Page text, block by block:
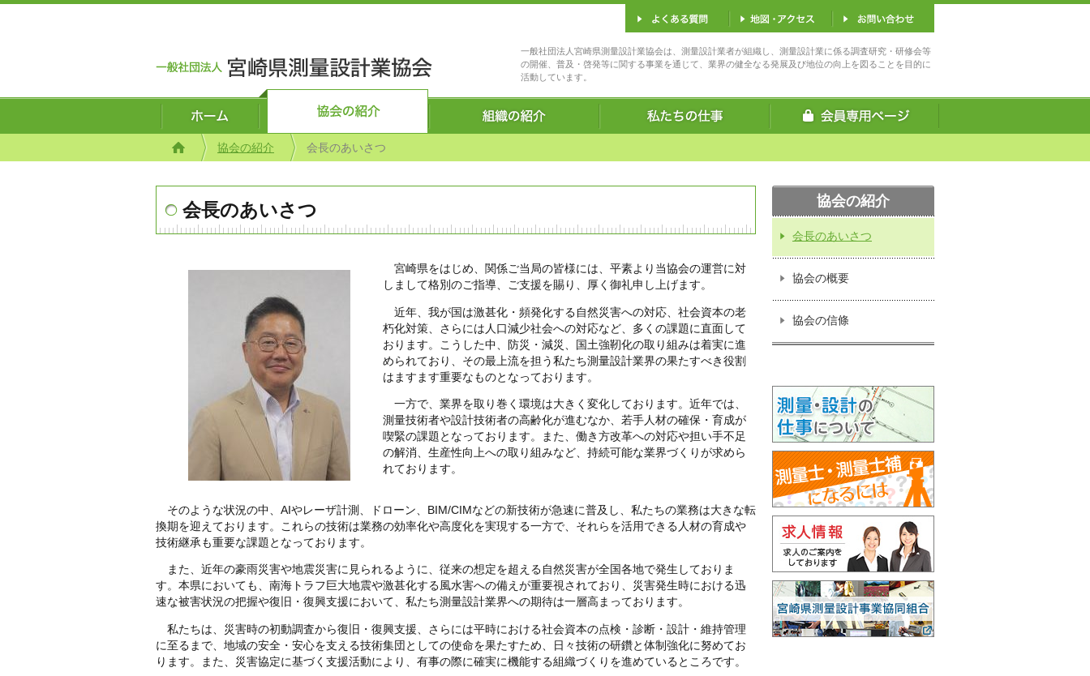
一般社団法人宮崎県測量設計業協会は、測量設計業者が組織し、測量設計業に係る調査研究・研修会等
の開催、普及・啓発等に関する事業を通じて、業界の健全なる発展及び地位の向上を図ることを目的に
活動しています。
協会の紹介 会長のあいさつ
会長のあいさつ
宮崎県をはじめ、関係ご当局の皆様には、平素より当協会の運営に対
しまして格別のご指導、ご支援を賜り、厚く御礼申し上げます。
近年、我が国は激甚化・頻発化する自然災害への対応、社会資本の老
朽化対策、さらには人口減少社会への対応など、多くの課題に直面して
おります。こうした中、防災・減災、国土強靭化の取り組みは着実に進
められており、その最上流を担う私たち測量設計業界の果たすべき役割
はますます重要なものとなっております。
一方で、業界を取り巻く環境は大きく変化しております。近年では、
測量技術者や設計技術者の高齢化が進むなか、若手人材の確保・育成が
喫緊の課題となっております。また、働き方改革への対応や担い手不足
の解消、生産性向上への取り組みなど、持続可能な業界づくりが求めら
れております。
そのような状況の中、AIやレーザ計測、ドローン、BIM/CIMなどの新技術が急速に普及し、私たちの業務は大きな転
換期を迎えております。これらの技術は業務の効率化や高度化を実現する一方で、それらを活用できる人材の育成や
技術継承も重要な課題となっております。
また、近年の豪雨災害や地震災害に見られるように、従来の想定を超える自然災害が全国各地で発生しておりま
す。本県においても、南海トラフ巨大地震や激甚化する風水害への備えが重要視されており、災害発生時における迅
速な被害状況の把握や復旧・復興支援において、私たち測量設計業界への期待は一層高まっております。
私たちは、災害時の初動調査から復旧・復興支援、さらには平時における社会資本の点検・診断・設計・維持管理
に至るまで、地域の安全・安心を支える技術集団としての使命を果たすため、日々技術の研鑽と体制強化に努めてお
ります。また、災害協定に基づく支援活動により、有事の際に確実に機能する組織づくりを進めているところです。
協会の紹介
会長のあいさつ
協会の概要
協会の信條